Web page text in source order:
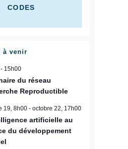
CODES
à venir
15h00
du réseau
Reproductible
19, 8h00- octobre 22, 17h00
artificielle au
du développement